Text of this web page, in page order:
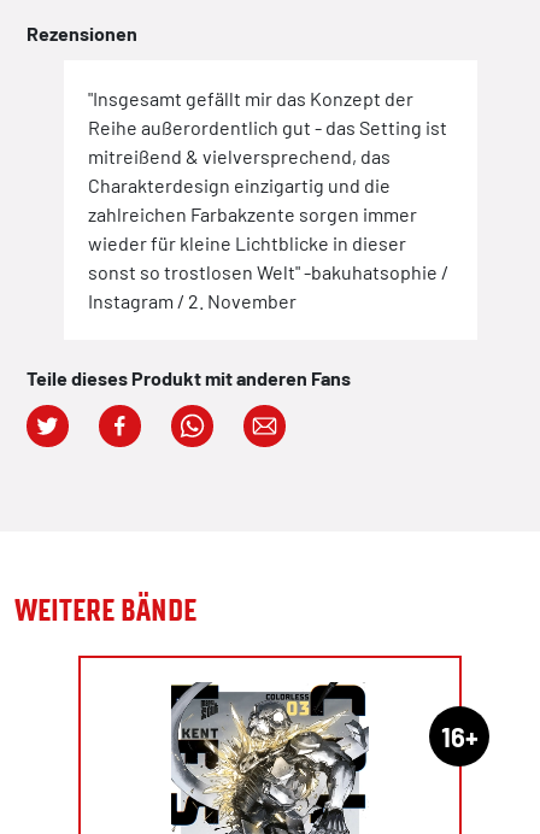
Rezensionen
"Insgesamt gefällt mir das Konzept der
Reihe außerordentlich gut - das Setting ist
mitreißend & vielversprechend, das
Charakterdesign einzigartig und die
zahlreichen Farbakzente sorgen immer
wieder für kleine Lichtblicke in dieser
sonst so trostlosen Welt" -bakuhatsophie /
Instagram / 2. November
Teile dieses Produkt mit anderen Fans
WEITERE BÄNDE
16+